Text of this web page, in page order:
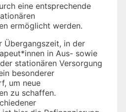
eine entsprechende
ermöglicht werden.
Übergangszeit, in der
in Aus- sowie
stationären Versorgung
besonderer
um neue
zu schaffen.